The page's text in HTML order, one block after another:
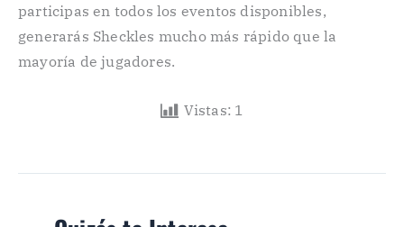
participas en todos los eventos disponibles,
generarás Sheckles mucho más rápido que la
mayoría de jugadores.
Vistas: 1